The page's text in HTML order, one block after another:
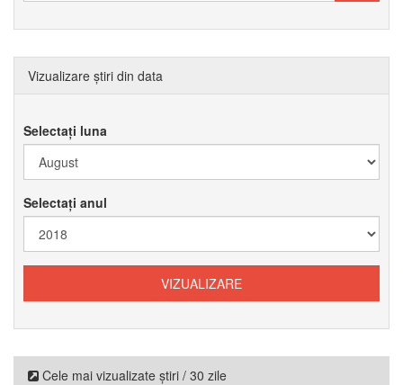
Vizualizare știri din data
Selectați luna
Selectați anul
Cele mai vizualizate știri / 30 zile